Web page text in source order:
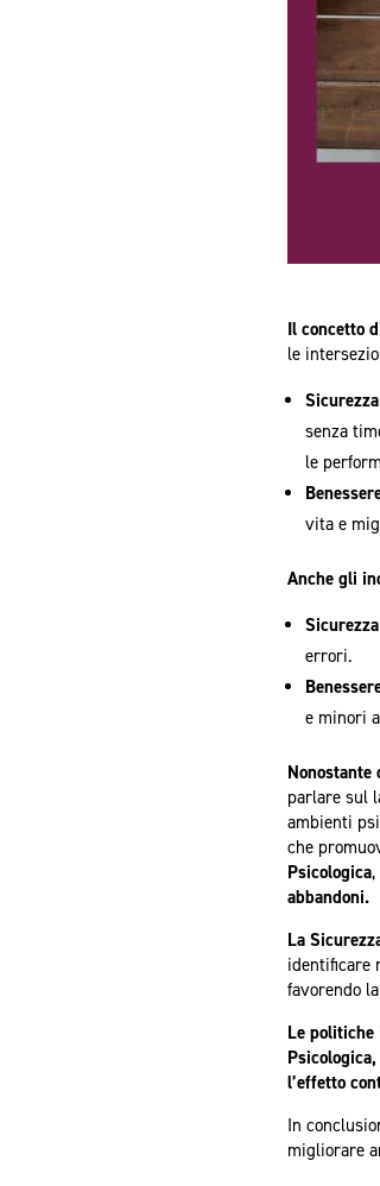
Il concetto
le
senza
le
vita e
Anche gli
errori.
e minori
parlare sul
ambienti
che
Psicologica
abbandoni.
La
identificare
favorendo
Le
Psicologica,
l’effetto
In
migliorare